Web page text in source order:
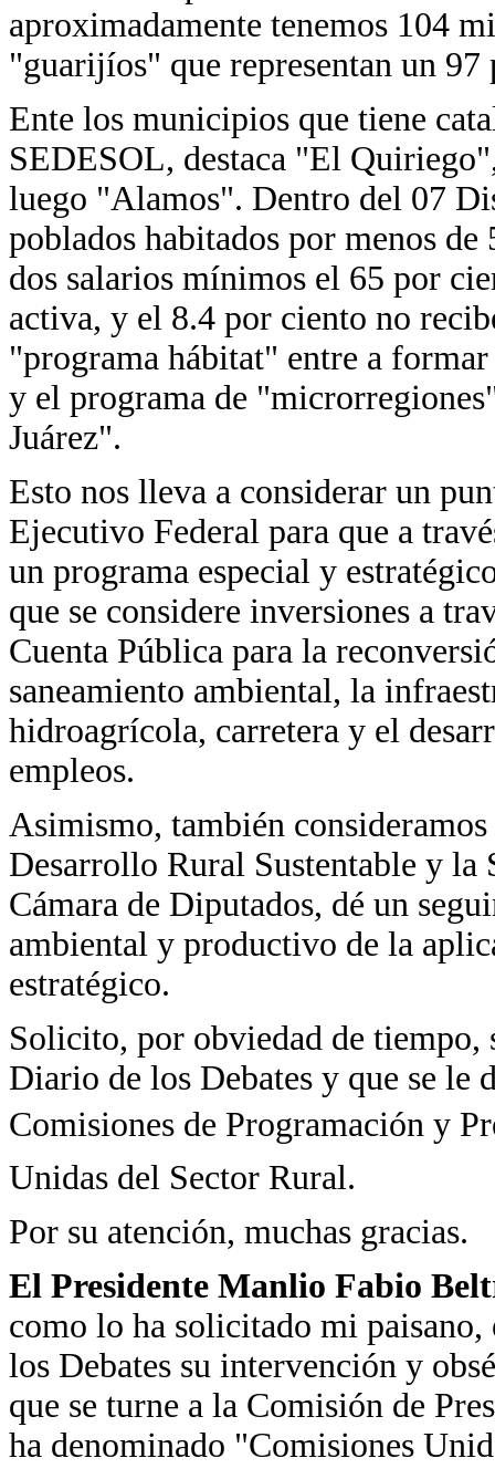
aproximadamente tenemos 104
"guarijíos" que representan un
Ente los municipios que tiene
SEDESOL, destaca "El
luego "Alamos". Dentro del 07
poblados habitados por menos
dos salarios mínimos el 65 por
activa, y el 8.4 por ciento no
"programa hábitat" entre a
y el programa de
Juárez".
Esto nos lleva a considerar un
Ejecutivo Federal para que a
un programa especial y
que se considere inversiones a
Cuenta Pública para la
saneamiento ambiental, la
hidroagrícola, carretera y el
empleos.
Asimismo, también
Desarrollo Rural Sustentable y la
Cámara de Diputados, dé un
ambiental y productivo de la
estratégico.
Solicito, por obviedad de tiempo,
Diario de los Debates y que se le
Comisiones de Programación y
Unidas del Sector Rural.
Por su atención, muchas gracias.
El Presidente Manlio Fabio
como lo ha solicitado mi
los Debates su intervención y
que se turne a la Comisión de
ha denominado "Comisiones